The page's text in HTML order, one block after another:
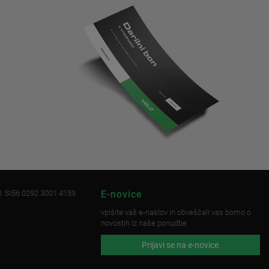
SI56 0292 3001 4159 E-novice
vpišite vaš e-naslov in obveščali vas bomo o
novostih iz naše ponudbe
Prijavi se na e-novice